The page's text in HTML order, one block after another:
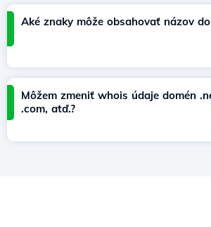
Aké znaky môže obsahovať názov
Môžem zmeniť whois údaje domén
.com, atď.?